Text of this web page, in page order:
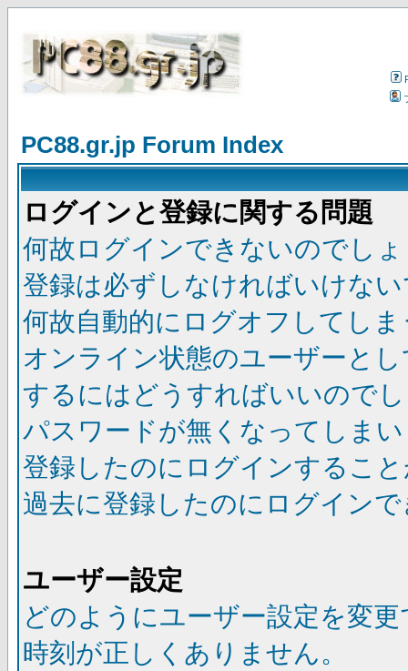
PC88.gr.jp Forum Index
ログインと登録に関する問題
何故ログインできないのでし
登録は必ずしなければいけな
何故自動的にログオフしてし
オンライン状態のユーザーと
するにはどうすればいいので
パスワードが無くなってしま
登録したのにログインするこ
過去に登録したのにログイン
ユーザー設定
どのようにユーザー設定を変
時刻が正しくありません。